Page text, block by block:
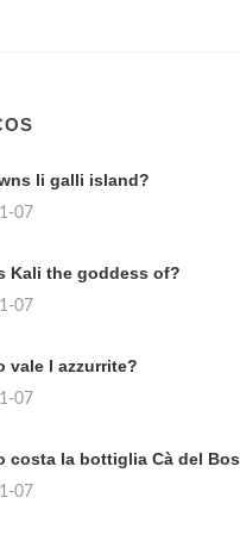
li galli island?
07
Kali the goddess of?
07
vale l azzurrite?
07
costa la bottiglia Cà del
07